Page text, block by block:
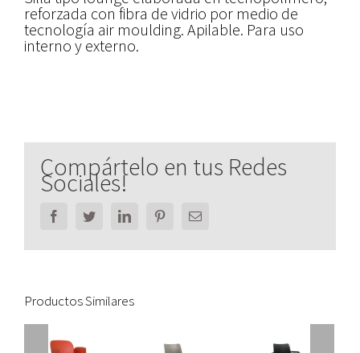
reforzada con fibra de vidrio por medio de
tecnología air moulding. Apilable. Para uso
interno y externo.
Compártelo en tus Redes
Sociales!
FacebookTwitterLinkedInPinterestEmail
Productos Similares